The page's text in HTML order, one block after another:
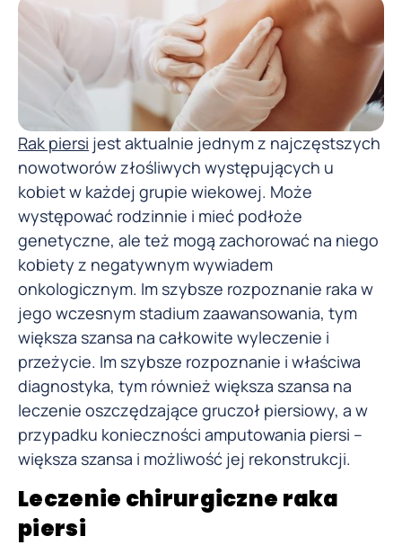
Rak piersi jest aktualnie jednym z najczęstszych
nowotworów złośliwych występujących u
kobiet w każdej grupie wiekowej. Może
występować rodzinnie i mieć podłoże
genetyczne, ale też mogą zachorować na niego
kobiety z negatywnym wywiadem
onkologicznym. Im szybsze rozpoznanie raka w
jego wczesnym stadium zaawansowania, tym
większa szansa na całkowite wyleczenie i
przeżycie. Im szybsze rozpoznanie i właściwa
diagnostyka, tym również większa szansa na
leczenie oszczędzające gruczoł piersiowy, a w
przypadku konieczności amputowania piersi –
większa szansa i możliwość jej rekonstrukcji.
Leczenie chirurgiczne raka
piersi